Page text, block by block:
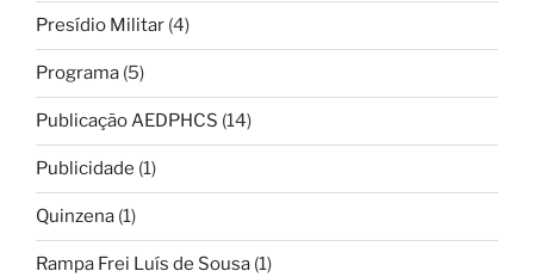
Presídio Militar (4)
Programa (5)
Publicação AEDPHCS (14)
Publicidade (1)
Quinzena (1)
Rampa Frei Luís de Sousa (1)